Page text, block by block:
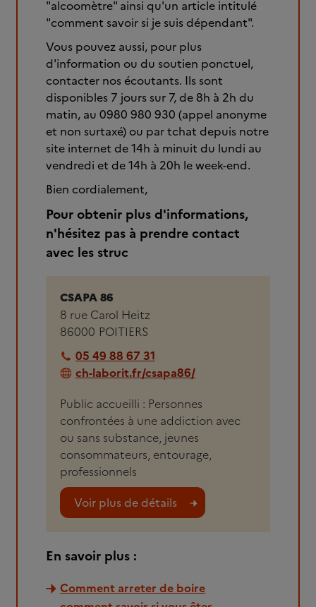
"alcoomètre" ainsi qu'un article intitulé
"comment savoir si je suis dépendant".
Vous pouvez aussi, pour plus
d'information ou du soutien ponctuel,
contacter nos écoutants. Ils sont
disponibles 7 jours sur 7, de 8h à 2h du
matin, au 0980 980 930 (appel anonyme
et non surtaxé) ou par tchat depuis notre
site internet de 14h à minuit du lundi au
vendredi et de 14h à 20h le week-end.
Bien cordialement,
Pour obtenir plus d'informations,
n'hésitez pas à prendre contact
avec les struc
CSAPA 86
8 rue Carol Heitz
86000 POITIERS
05 49 88 67 31
ch-laborit.fr/csapa86/
Public accueilli : Personnes
confrontées à une addiction avec
ou sans substance, jeunes
consommateurs, entourage,
professionnels
Voir plus de détails
En savoir plus :
Comment arreter de boire